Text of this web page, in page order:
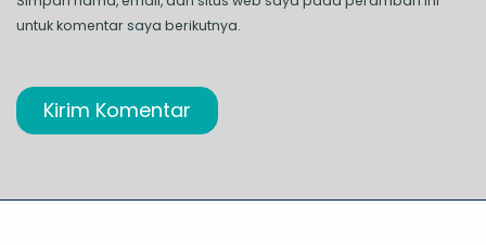
untuk komentar saya berikutnya.